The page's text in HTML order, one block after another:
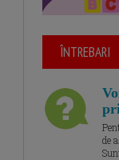
ÎNTREBARI
de